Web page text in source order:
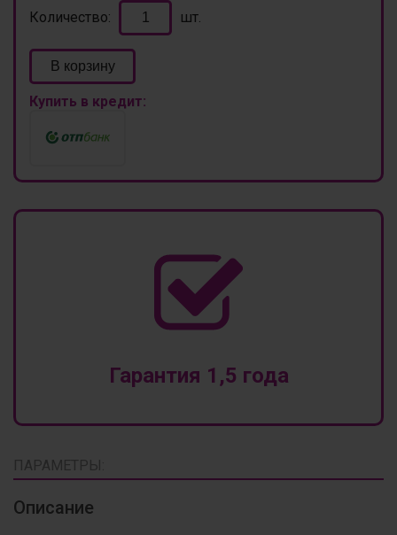
Количество: шт.
В корзину
Купить в кредит:
Гарантия 1,5 года
ПАРАМЕТРЫ:
Описание